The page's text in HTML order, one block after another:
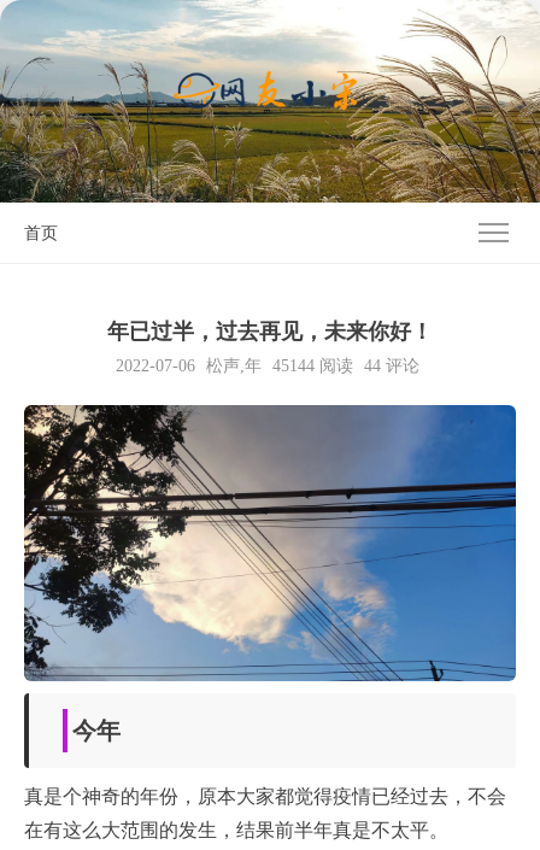
首页
年已过半，过去再见，未来你好！
2022-07-06 松声,年 45144阅读 44 评论
今年
真是个神奇的年份，原本大家都觉得疫情已经过去，不会
在有这么大范围的发生，结果前半年真是不太平。